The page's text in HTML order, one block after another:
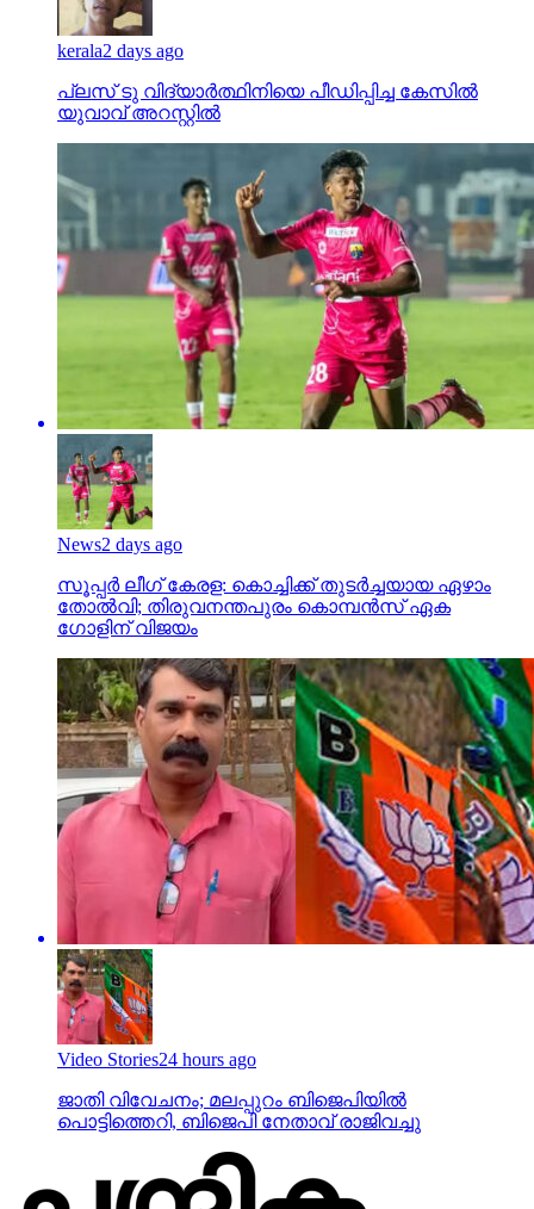
kerala2 days ago
പ്ലസ് ടു വിദ്യാര്‍ത്ഥിനിയെ പീഡിപ്പിച്ച കേസില്‍
യുവാവ് അറസ്റ്റില്‍
News2 days ago
സൂപ്പര്‍ ലീഗ് കേരള: കൊച്ചിക്ക് തുടര്‍ച്ചയായ ഏഴാം
തോല്‍വി; തിരുവനന്തപുരം കൊമ്പന്‍സ് ഏക
ഗോളിന് വിജയം
Video Stories24 hours ago
ജാതി വിവേചനം; മലപ്പുറം ബിജെപിയില്‍
പൊട്ടിത്തെറി, ബിജെപി നേതാവ് രാജിവച്ചു